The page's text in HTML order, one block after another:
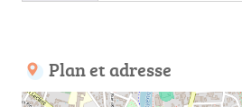
Plan et adresse